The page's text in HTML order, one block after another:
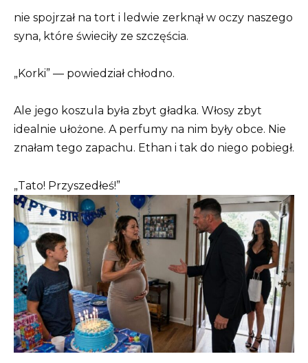
nie spojrzał na tort i ledwie zerknął w oczy naszego
syna, które świeciły ze szczęścia.
„Korki” — powiedział chłodno.
Ale jego koszula była zbyt gładka. Włosy zbyt
idealnie ułożone. A perfumy na nim były obce. Nie
znałam tego zapachu. Ethan i tak do niego pobiegł.
„Tato! Przyszedłeś!”